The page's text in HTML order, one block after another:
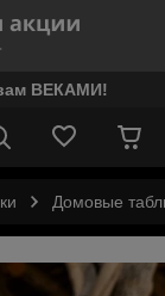
ВЕКАМИ!
Домовые